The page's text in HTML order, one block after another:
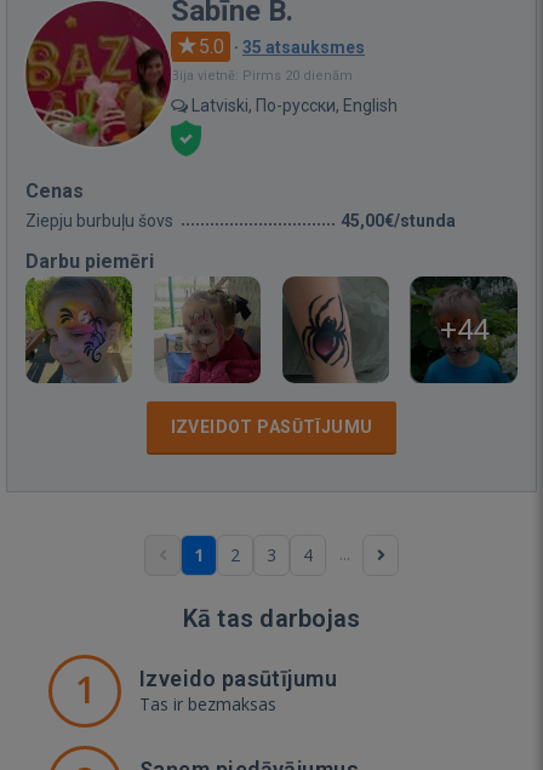
Sabīne B.
5.0 · 35 atsauksmes
Bija vietnē: Pirms 20 dienām
Latviski, По-русски, English
Cenas
Ziepju burbuļu šovs 45,00€/stunda
Darbu piemēri
+44
IZVEIDOT PASŪTĪJUMU
1 2 3 4 ...
Kā tas darbojas
1 Izveido pasūtījumu
Tas ir bezmaksas